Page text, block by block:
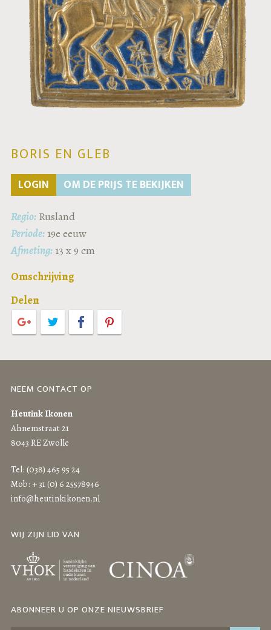
BORIS EN GLEB
LOGIN OM DE PRIJS TE BEKIJKEN
Regio: Rusland
Periode: 19e eeuw
Afmeting: 13 x 9 cm
Omschrijving
Delen
NEEM CONTACT OP
Heutink Ikonen
Ahnemstraat 21
8043 RE Zwolle
Tel: (038) 465 95 24
Mob: + 31 (0) 6 25578946
info@heutinkikonen.nl
WIJ ZIJN LID VAN
ABONNEER U OP ONZE NIEUWSBRIEF